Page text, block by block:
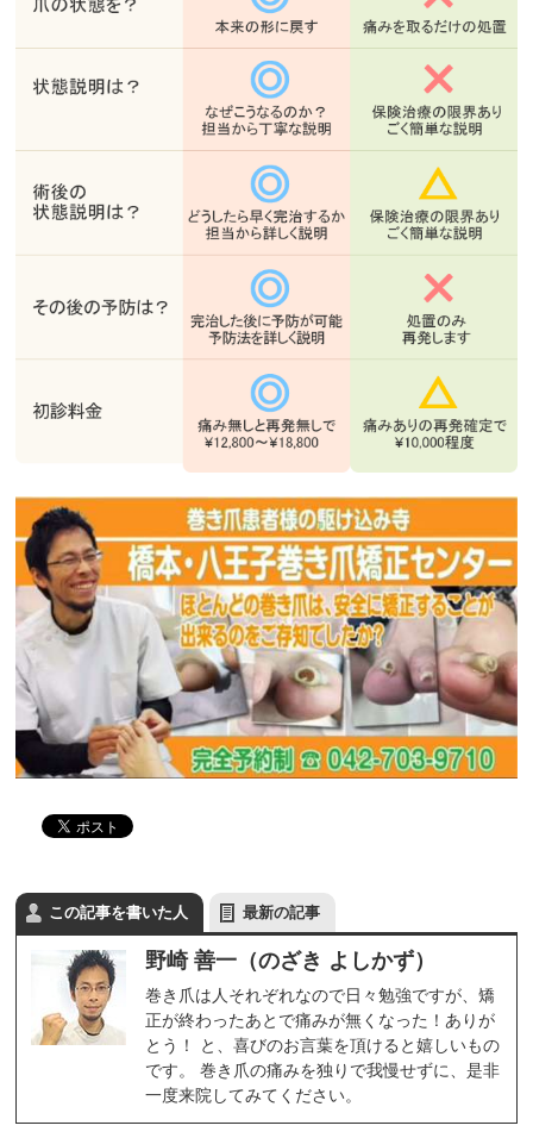
この記事を書いた人 最新の記事
野崎 善一（のざき よしかず）
巻き爪は人それぞれなので日々勉強ですが、矯
正が終わったあとで痛みが無くなった！ありが
とう！ と、喜びのお言葉を頂けると嬉しいもの
です。 巻き爪の痛みを独りで我慢せずに、是非
一度来院してみてください。